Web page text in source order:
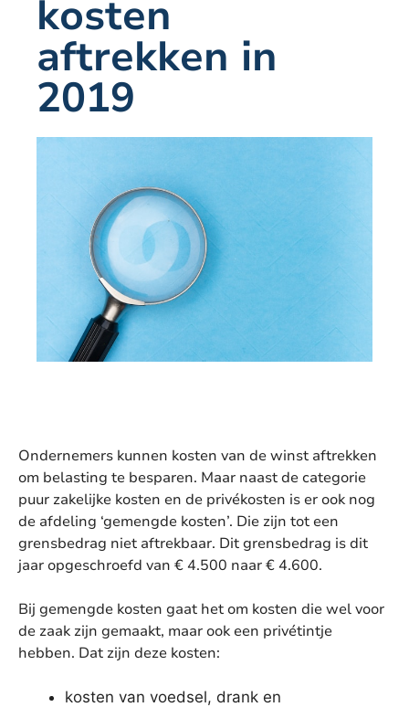
kosten
aftrekken in
2019
Ondernemers kunnen kosten van de winst aftrekken
om belasting te besparen. Maar naast de categorie
puur zakelijke kosten en de privékosten is er ook nog
de afdeling ‘gemengde kosten’. Die zijn tot een
grensbedrag niet aftrekbaar. Dit grensbedrag is dit
jaar opgeschroefd van € 4.500 naar € 4.600.
Bij gemengde kosten gaat het om kosten die wel voor
de zaak zijn gemaakt, maar ook een privétintje
hebben. Dat zijn deze kosten:
kosten van voedsel, drank en